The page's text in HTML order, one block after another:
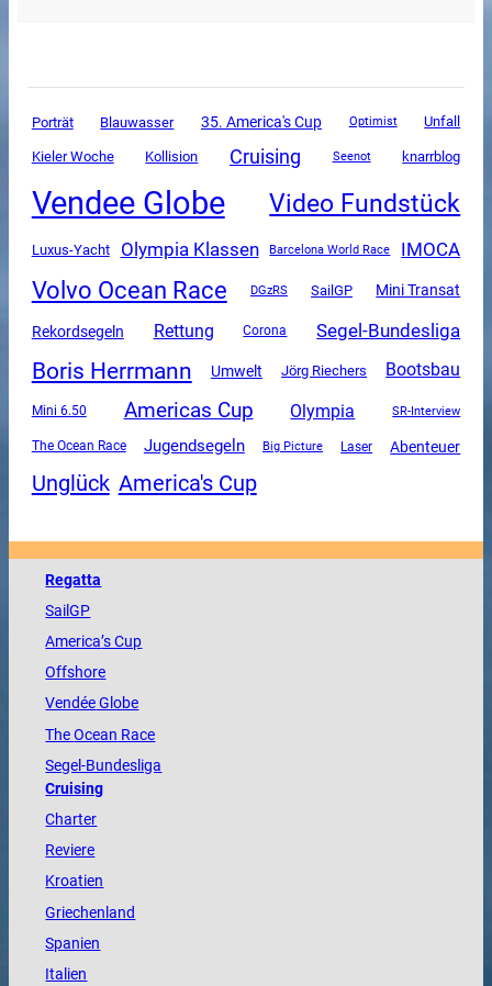
Porträt Blauwasser 35. America's Cup Optimist Unfall
Kieler Woche Kollision Cruising Seenot knarrblog
Vendee Globe Video Fundstück
Luxus-Yacht Olympia Klassen Barcelona World Race IMOCA
Volvo Ocean Race DGzRS SailGP Mini Transat
Rekordsegeln Rettung Corona Segel-Bundesliga
Boris Herrmann Umwelt Jörg Riechers Bootsbau
Mini 6.50 Americas Cup Olympia SR-Interview
The Ocean Race Jugendsegeln Big Picture Laser Abenteuer
Unglück America's Cup
Regatta
SailGP
America’s Cup
Offshore
VendéeGlobe
TheOcean Race
Segel-Bundesliga
Cruising
Charter
Reviere
Kroatien
Griechenland
Spanien
Italien